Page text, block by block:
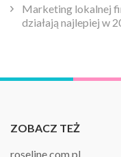
Marketing lokalnej
działają najlepiej w
ZOBACZ TEŻ
roseline.com.pl